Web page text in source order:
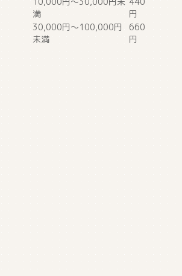
満
円
30,000円～100,000円
未満
660
円